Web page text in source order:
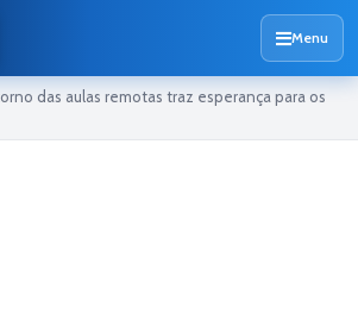
Menu
das aulas remotas traz esperança para os